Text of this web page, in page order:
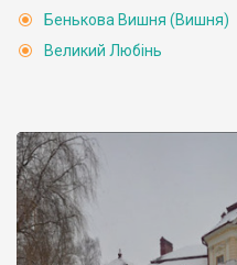
Бенькова Вишня (Вишня)
Великий Любінь